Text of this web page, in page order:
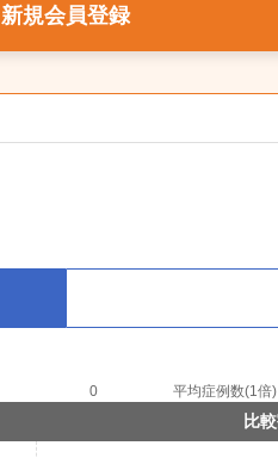
新規会員登録
0 平均症例数(1倍)
比